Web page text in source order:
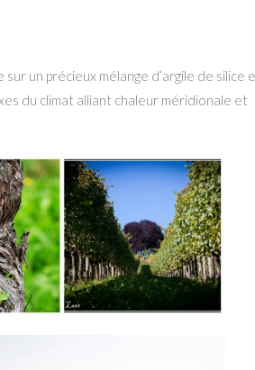
un précieux mélange d’argile de silice
du climat alliant chaleur méridionale et